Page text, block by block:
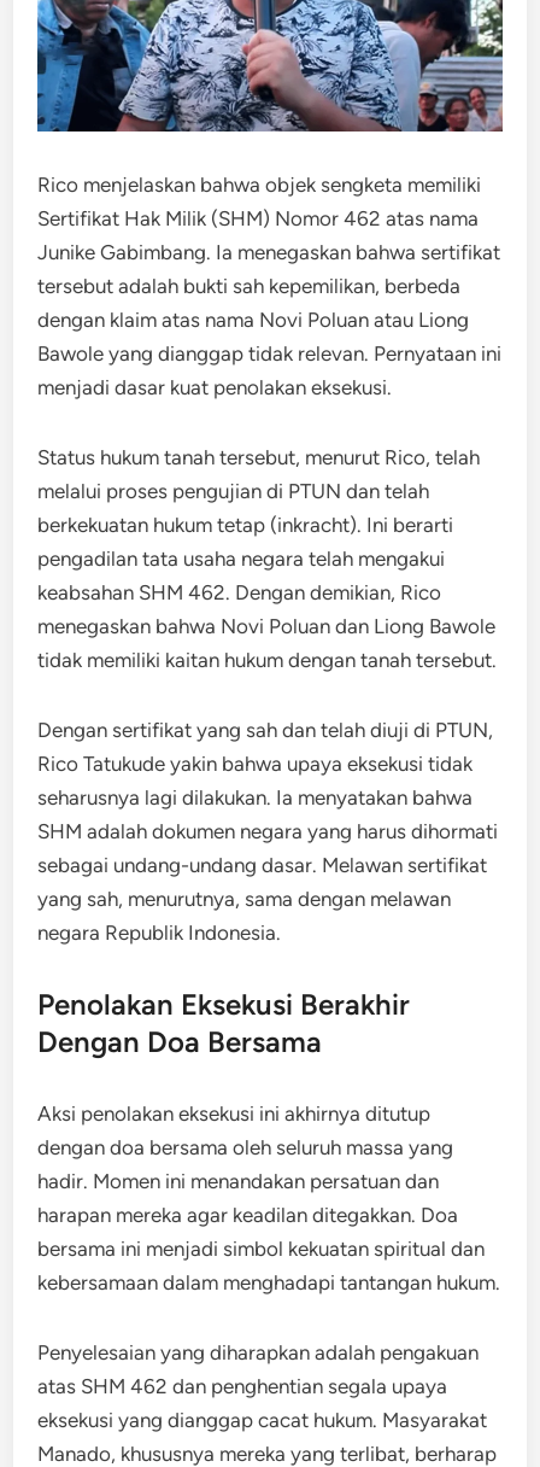
​Rico menjelaskan bahwa objek sengketa memiliki
Sertifikat Hak Milik (SHM) Nomor 462 atas nama
Junike Gabimbang.​ Ia menegaskan bahwa sertifikat
tersebut adalah bukti sah kepemilikan, berbeda
dengan klaim atas nama Novi Poluan atau Liong
Bawole yang dianggap tidak relevan. Pernyataan ini
menjadi dasar kuat penolakan eksekusi.
Status hukum tanah tersebut, menurut Rico, telah
melalui proses pengujian di PTUN dan telah
berkekuatan hukum tetap (inkracht). Ini berarti
pengadilan tata usaha negara telah mengakui
keabsahan SHM 462. Dengan demikian, Rico
menegaskan bahwa Novi Poluan dan Liong Bawole
tidak memiliki kaitan hukum dengan tanah tersebut.
Dengan sertifikat yang sah dan telah diuji di PTUN,
Rico Tatukude yakin bahwa upaya eksekusi tidak
seharusnya lagi dilakukan. Ia menyatakan bahwa
SHM adalah dokumen negara yang harus dihormati
sebagai undang-undang dasar. Melawan sertifikat
yang sah, menurutnya, sama dengan melawan
negara Republik Indonesia.
Penolakan Eksekusi Berakhir
Dengan Doa Bersama
Aksi penolakan eksekusi ini akhirnya ditutup
dengan doa bersama oleh seluruh massa yang
hadir. Momen ini menandakan persatuan dan
harapan mereka agar keadilan ditegakkan. Doa
bersama ini menjadi simbol kekuatan spiritual dan
kebersamaan dalam menghadapi tantangan hukum.
Penyelesaian yang diharapkan adalah pengakuan
atas SHM 462 dan penghentian segala upaya
eksekusi yang dianggap cacat hukum. Masyarakat
Manado, khususnya mereka yang terlibat, berharap